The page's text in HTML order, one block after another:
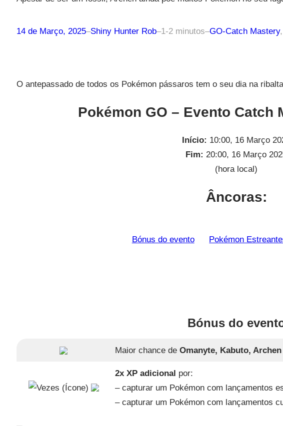
14 de Março, 2025–Shiny Hunter Rob–1-2 minutos–GO-Catch Mastery,
O antepassado de todos os Pokémon pássaros tem o seu dia na
Pokémon GO – Evento Catch
Início: 10:00, 16 Março
Fim: 20:00, 16 Março
(hora local)
Âncoras:
Bónus do evento Pokémon
Bónus do
Maior chance deOmanyte, Kabuto, Archen
2x XP adicional por:
– capturar um Pokémon com lançamentos
– capturar um Pokémon com lançamentos